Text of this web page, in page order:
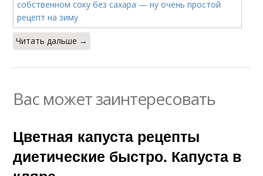
Читать дальше →
Вас может заинтересовать
Цветная капуста рецепты
диетические быстро. Капуста в